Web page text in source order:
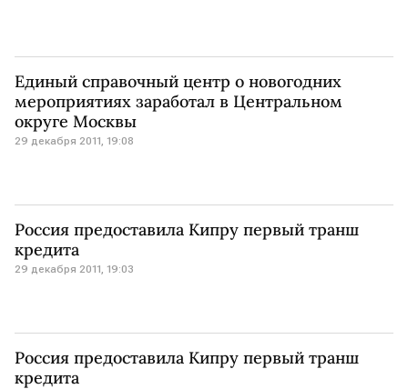
Единый справочный центр о новогодних
мероприятиях заработал в Центральном
округе Москвы
29 декабря 2011, 19:08
Россия предоставила Кипру первый транш
кредита
29 декабря 2011, 19:03
Россия предоставила Кипру первый транш
кредита